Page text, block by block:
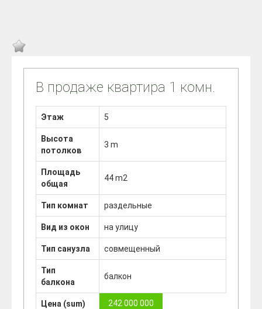
В продаже квартира 1 комн.
Этаж 5
Высота
потолков
3 m
Площадь
общая
44 m2
Тип комнат раздельные
Вид из окон на улицу
Тип санузла совмещенный
Тип
балкона
балкон
Цена (sum) 242 000 000